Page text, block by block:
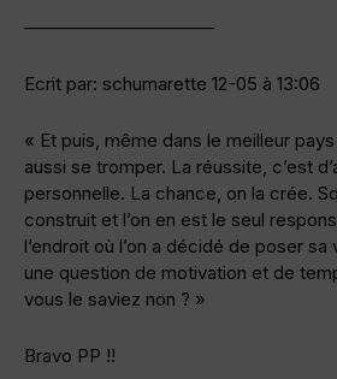
——————————–
Ecrit par: schumarette 12-05 à 13:06
« Et puis, même dans le meilleur
aussi se tromper. La réussite, c’est
personnelle. La chance, on la crée.
construit et l’on en est le seul
l’endroit où l’on a décidé de poser sa
une question de motivation et de
vous le saviez non ? »
Bravo PP !!